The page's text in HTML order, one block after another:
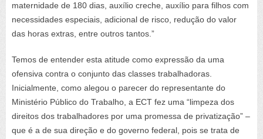
maternidade de 180 dias, auxílio creche, auxílio para filhos com
necessidades especiais, adicional de risco, redução do valor
das horas extras, entre outros tantos.”
Temos de entender esta atitude como expressão da uma
ofensiva contra o conjunto das classes trabalhadoras.
Inicialmente, como alegou o parecer do representante do
Ministério Público do Trabalho, a ECT fez uma “limpeza dos
direitos dos trabalhadores por uma promessa de privatização” –
que é a de sua direção e do governo federal, pois se trata de